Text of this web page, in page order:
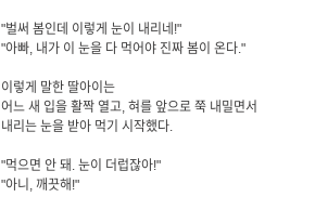
"벌써 봄인데 이렇게 눈이 내리네!"
"아빠, 내가 이 눈을 다 먹어야 진짜 봄이 온다."
이렇게 말한 딸아이는
어느 새 입을 활짝 열고, 혀를 앞으로 쭉 내밀면서
내리는 눈을 받아 먹기 시작했다.
"먹으면 안 돼. 눈이 더럽잖아!"
"아니, 깨끗해!"